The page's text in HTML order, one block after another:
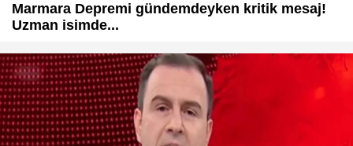
Marmara Depremi gündemdeyken kritik mesaj!
Uzman isimde...